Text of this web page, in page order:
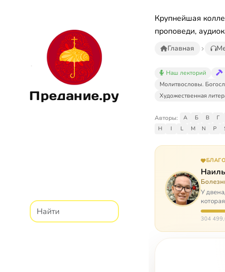
Предание.ру
Крупнейшая
проповеди,
Главная
Наш лекторий
Молитвословы.
Художественная
Авторы: А Б В Г
H
I L M N P
У
304